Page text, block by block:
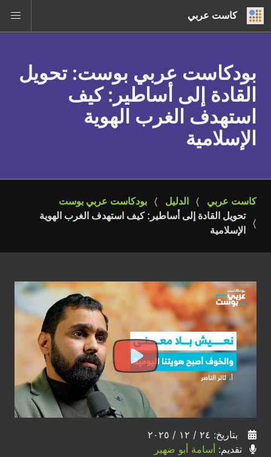
كاست عربي
بودكاست عربي بوست: تحويل
القادة إلى أساطير: كيف
استهدف الغرب الهوية
الإسلامية
كاست عربي الدليل
بودكاست عربي بوست
تحويل القادة إلى أساطير: كيف استهدف الغرب الهوية
الإسلامية
بتاريخ: ٢٤ / ١٢ / ٢٠٢٥
تقديم: أسامة أبو ضهير